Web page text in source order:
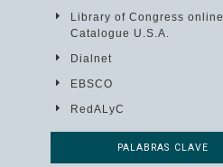
Library of Congress online
Catalogue U.S.A.
Dialnet
EBSCO
RedALyC
PALABRAS CLAVE